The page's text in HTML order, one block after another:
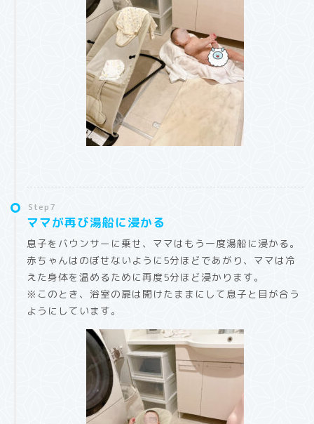
Step7
ママが再び湯船に浸かる
息子をバウンサーに乗せ、ママはもう一度湯船に浸かる。
赤ちゃんはのぼせないように5分ほどであがり、ママは冷
えた身体を温めるために再度5分ほど浸かります。
※このとき、浴室の扉は開けたままにして息子と目が合う
ようにしています。